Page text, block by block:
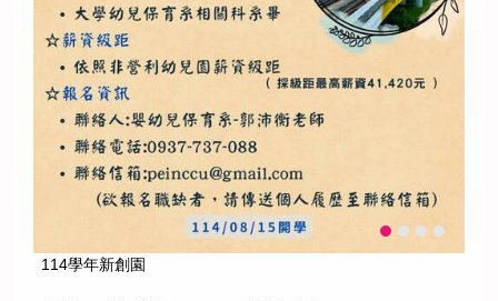
114學年新創園